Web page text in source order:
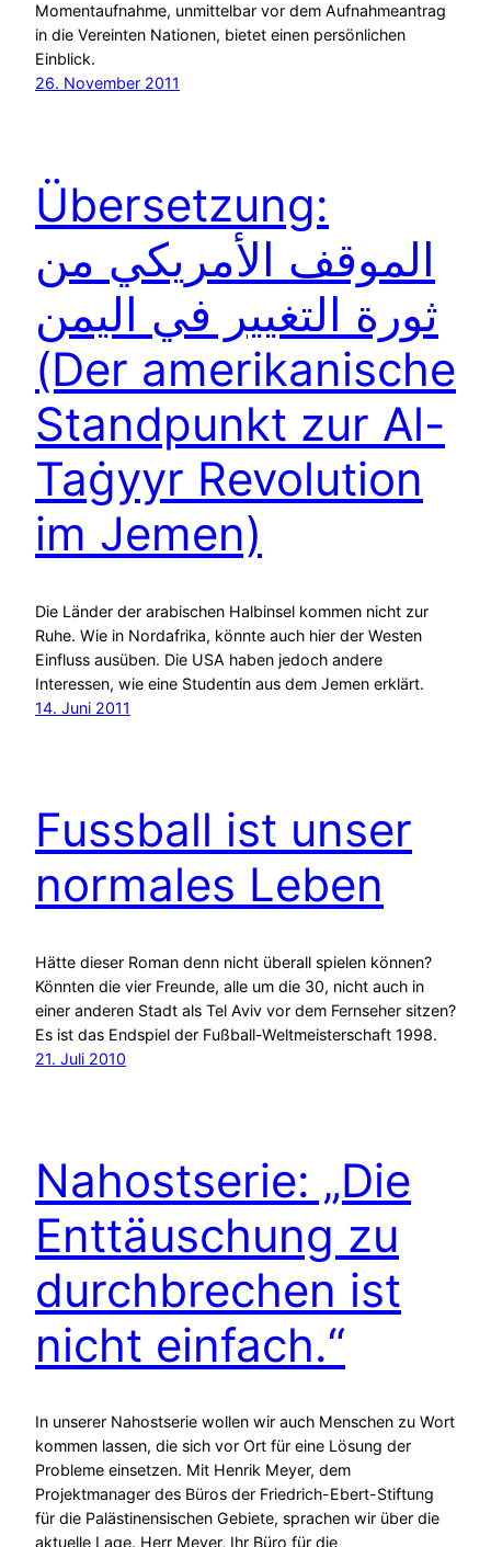
Momentaufnahme, unmittelbar vor dem Aufnahmeantrag
in die Vereinten Nationen, bietet einen persönlichen
Einblick.
26. November 2011
Übersetzung:
الموقف الأمريكي من
ثورة التغيير في اليمن
(Der amerikanische
Standpunkt zur Al-
Taġyyr Revolution
im Jemen)
Die Länder der arabischen Halbinsel kommen nicht zur
Ruhe. Wie in Nordafrika, könnte auch hier der Westen
Einfluss ausüben. Die USA haben jedoch andere
Interessen, wie eine Studentin aus dem Jemen erklärt.
14. Juni 2011
Fussball ist unser
normales Leben
Hätte dieser Roman denn nicht überall spielen können?
Könnten die vier Freunde, alle um die 30, nicht auch in
einer anderen Stadt als Tel Aviv vor dem Fernseher sitzen?
Es ist das Endspiel der Fußball-Weltmeisterschaft 1998.
21. Juli 2010
Nahostserie: „Die
Enttäuschung zu
durchbrechen ist
nicht einfach.“
In unserer Nahostserie wollen wir auch Menschen zu Wort
kommen lassen, die sich vor Ort für eine Lösung der
Probleme einsetzen. Mit Henrik Meyer, dem
Projektmanager des Büros der Friedrich-Ebert-Stiftung
für die Palästinensischen Gebiete, sprachen wir über die
aktuelle Lage. Herr Meyer, Ihr Büro für die